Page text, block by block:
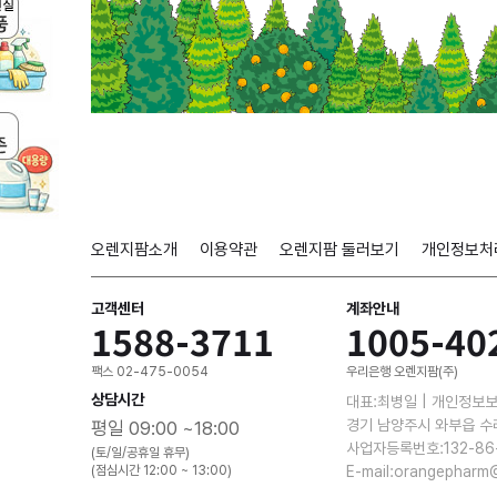
오렌지팜소개 이용약관 오렌지팜 둘러보기 개인정보
고객센터
1588-3711
팩스 02-475-0054
상담시간
평일 09:00 ~18:00
(토/일/공휴일 휴무)
(점심시간 12:00 ~ 13:00)
계좌안내
1005-
우리은행 오렌지팜(주)
대표:최병일 | 개인정보
경기 남양주시 와부읍
사업자등록번호:132-
E-